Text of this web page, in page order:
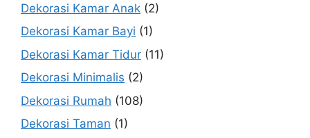
Dekorasi Kamar Anak (2)
Dekorasi Kamar Bayi (1)
Dekorasi Kamar Tidur (11)
Dekorasi Minimalis (2)
Dekorasi Rumah (108)
Dekorasi Taman (1)